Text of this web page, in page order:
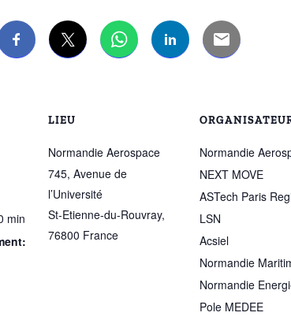
min
LIEU
Normandie Aerospace
745, Avenue de
l’Université
St-Etienne-du-Rouvray,
76800 France
Normandie
NEXT MOVE
ASTech Paris
LSN
Acsiel
Normandie
Normandie
Pole MEDEE